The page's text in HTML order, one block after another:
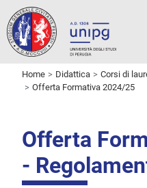
Home Didattica Corsi di
Offerta Formativa 2024/25
Offerta
-